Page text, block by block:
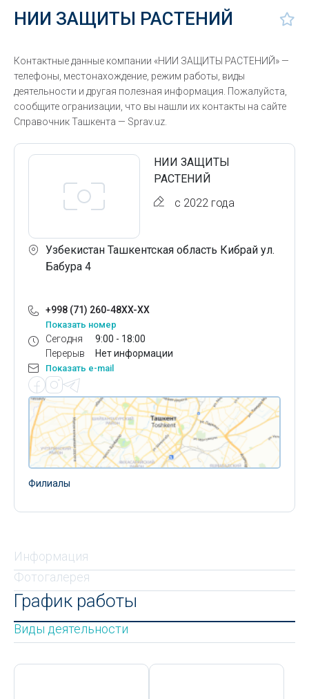
НИИ ЗАЩИТЫ РАСТЕНИЙ
Контактные данные компании «НИИ ЗАЩИТЫ РАСТЕНИЙ» —
телефоны, местонахождение, режим работы, виды
деятельности и другая полезная информация. Пожалуйста,
сообщите огранизации, что вы нашли их контакты на сайте
Справочник Ташкента — Sprav.uz.
НИИ ЗАЩИТЫ
РАСТЕНИЙ
с 2022 года
Узбекистан Ташкентская область Кибрай ул.
Бабура 4
+998 (71) 260-48XX-XX
Показать номер
Сегодня
Перерыв
9:00 - 18:00
Нет информации
Показать e-mail
Филиалы
Информация
Фотогалерея
График работы
Виды деятельности